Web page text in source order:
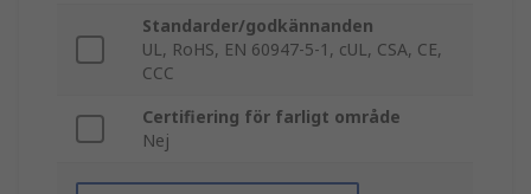
Standarder/godkännanden
UL, RoHS, EN 60947-5-1, cUL, CSA, CE,
CCC
Certifiering för farligt område
Nej